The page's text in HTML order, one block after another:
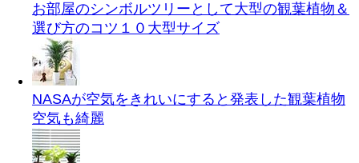
お部屋のシンボルツリーとして大型の観葉植物＆
選び方のコツ１０ 大型サイズ
NASAが空気をきれいにすると発表した観葉植物
空気も綺麗